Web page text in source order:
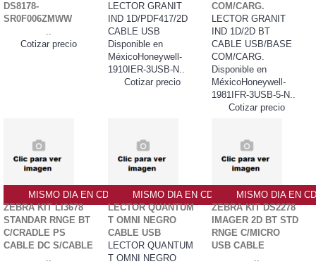
DS8178-
SR0F006ZMWW
..
Cotizar precio
LECTOR GRANIT
IND 1D/PDF417/2D
CABLE USB
Disponible en
MéxicoHoneywell-
1910IER-3USB-N..
Cotizar precio
COM/CARG.
LECTOR GRANIT
IND 1D/2D BT
CABLE USB/BASE
COM/CARG.
Disponible en
MéxicoHoneywell-
1981IFR-3USB-5-N..
Cotizar precio
MISMO DIA EN CDMX
ZEBRA KIT LI3678
STANDAR RNGE BT
C/CRADLE PS
CABLE DC S/CABLE
..
MISMO DIA EN CDMX
LECTOR QUANTUM
T OMNI NEGRO
CABLE USB
LECTOR QUANTUM
T OMNI NEGRO
MISMO DIA EN
ZEBRA KIT DS2278
IMAGER 2D BT STD
RNGE C/MICRO
USB CABLE
..